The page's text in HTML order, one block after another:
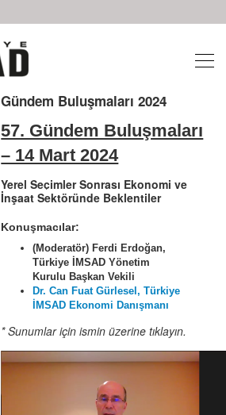
Gündem Buluşmaları 2024
57. Gündem Buluşmaları
– 14 Mart 2024
Yerel Seçimler Sonrası Ekonomi ve
İnşaat Sektöründe Beklentiler
Konuşmacılar:
(Moderatör) Ferdi Erdoğan,
Türkiye İMSAD Yönetim
Kurulu Başkan Vekili
Dr. Can Fuat Gürlesel, Türkiye
İMSAD Ekonomi Danışmanı
* Sunumlar için ismin üzerine tıklayın.